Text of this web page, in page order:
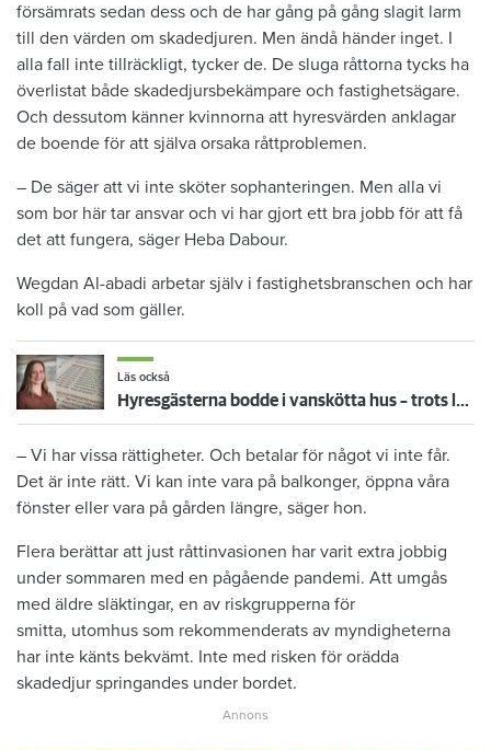
försämrats sedan dess och de har gång på gång slagit larm
till den värden om skadedjuren. Men ändå händer inget. I
alla fall inte tillräckligt, tycker de. De sluga råttorna tycks ha
överlistat både skadedjursbekämpare och fastighetsägare.
Och dessutom känner kvinnorna att hyresvärden anklagar
de boende för att själva orsaka råttproblemen.
– De säger att vi inte sköter sophanteringen. Men alla vi
som bor här tar ansvar och vi har gjort ett bra jobb för att få
det att fungera, säger Heba Dabour.
Wegdan Al-abadi arbetar själv i fastighetsbranschen och har
koll på vad som gäller.
Läs också
Hyresgästerna bodde i vanskötta hus – trots larm inifrån kommunen: "Har följt rutinerna"
– Vi har vissa rättigheter. Och betalar för något vi inte får.
Det är inte rätt. Vi kan inte vara på balkonger, öppna våra
fönster eller vara på gården längre, säger hon.
Flera berättar att just råttinvasionen har varit extra jobbig
under sommaren med en pågående pandemi. Att umgås
med äldre släktingar, en av riskgrupperna för
smitta, utomhus som rekommenderats av myndigheterna
har inte känts bekvämt. Inte med risken för orädda
skadedjur springandes under bordet.